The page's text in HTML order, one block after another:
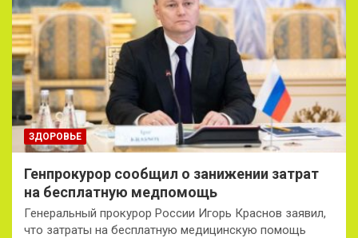
ЗДОРОВЬЕ
Генпрокурор сообщил о занижении затрат
на бесплатную медпомощь
Генеральный прокурор России Игорь Краснов заявил,
что затраты на бесплатную медицинскую помощь